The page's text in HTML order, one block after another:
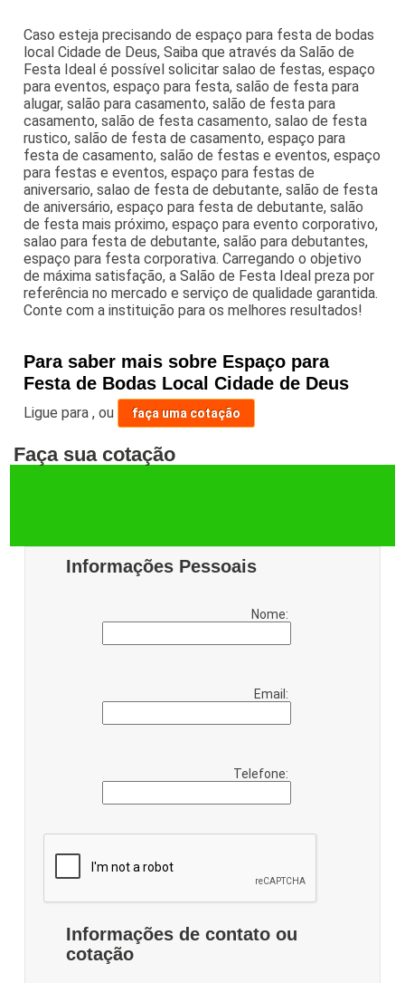
Caso esteja precisando de espaço para festa de bodas
local Cidade de Deus, Saiba que através da Salão de
Festa Ideal é possível solicitar salao de festas, espaço
para eventos, espaço para festa, salão de festa para
alugar, salão para casamento, salão de festa para
casamento, salão de festa casamento, salao de festa
rustico, salão de festa de casamento, espaço para
festa de casamento, salão de festas e eventos, espaço
para festas e eventos, espaço para festas de
aniversario, salao de festa de debutante, salão de festa
de aniversário, espaço para festa de debutante, salão
de festa mais próximo, espaço para evento corporativo,
salao para festa de debutante, salão para debutantes,
espaço para festa corporativa. Carregando o objetivo
de máxima satisfação, a Salão de Festa Ideal preza por
referência no mercado e serviço de qualidade garantida.
Conte com a instituição para os melhores resultados!
Para saber mais sobre Espaço para
Festa de Bodas Local Cidade de Deus
Ligue para,ou faça uma cotação
Faça sua cotação
Informações Pessoais
Nome:
Email:
Telefone:
Informações de contato ou
cotação